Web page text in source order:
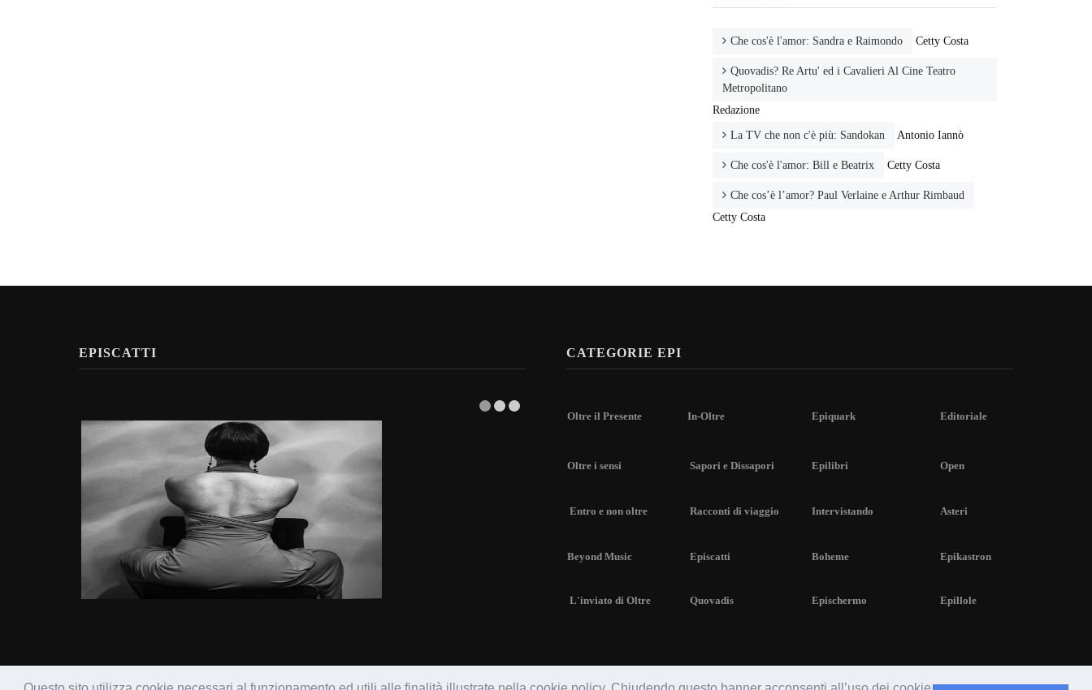
Che cos'è l'amor: Sandra e Raimondo Cetty Costa
Quovadis? Re Artu' ed i Cavalieri Al Cine Teatro
Metropolitano
Redazione
La TV che non c'è più: Sandokan Antonio Iannò
Che cos'è l'amor: Bill e Beatrix Cetty Costa
Che cos’è l’amor? Paul Verlaine e Arthur Rimbaud
Cetty Costa
EPISCATTI CATEGORIE EPI
Oltre il Presente In-Oltre Epiquark Editoriale
Oltre i sensi Sapori e Dissapori Epilibri Open
Entro e non oltre Racconti di viaggio Intervistando Asteri
Beyond Music Episcatti Boheme Epikastron
L'inviato di Oltre Quovadis Epischermo Epillole